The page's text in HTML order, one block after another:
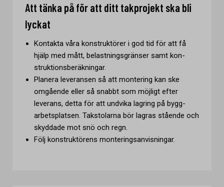
Att tänka på för att ditt takprojekt ska bli
lyckat
Kontakta våra konstruktörer i god tid för att få
hjälp med mått, belastningsgränser samt kon-
struktionsberäkningar.
Planera leveransen så att montering kan ske
omgående eller så snabbt som möjligt efter
leverans, detta för att undvika lagring på bygg-
arbetsplatsen. Takstolarna bör lagras stående och
skyddade mot snö och regn.
Följ konstruktörens monteringsanvisningar.